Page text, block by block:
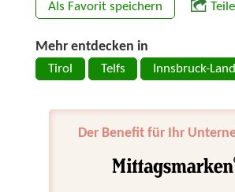
Als Favorit speichern
Mehr entdecken in
Tirol Telfs Innsbruck-Land
Der Benefit für Ihr